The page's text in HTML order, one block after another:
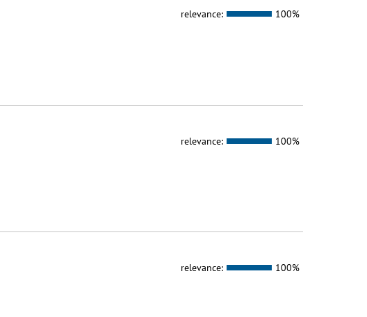
relevance: 100%
relevance: 100%
relevance: 100%